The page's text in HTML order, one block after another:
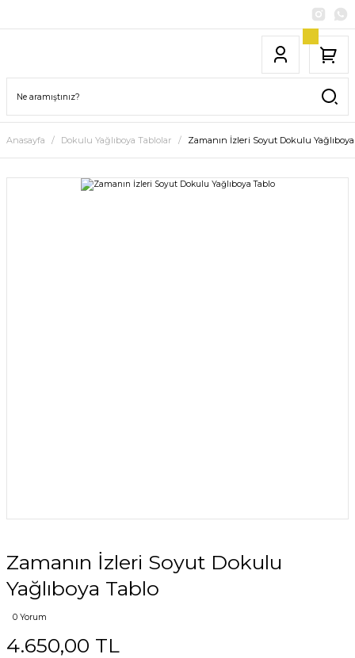
Anasayfa Dokulu Yağlıboya Tablolar Zamanın İzleri Soyut Dokulu
Zamanın İzleri Soyut Dokulu
Yağlıboya Tablo
0 Yorum
4.650,00 TL